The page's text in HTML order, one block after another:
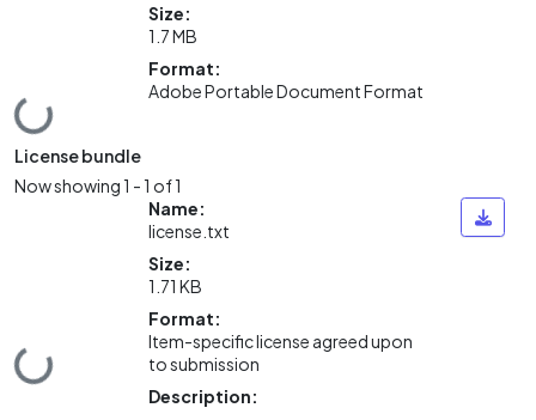
Loading...
Size:
1.7 MB
Format:
Adobe Portable Document Format
License bundle
Now showing1 - 1 of 1
Loading...
Name:
license.txt
Size:
1.71 KB
Format:
Item-specific license agreed upon
to submission
Description: